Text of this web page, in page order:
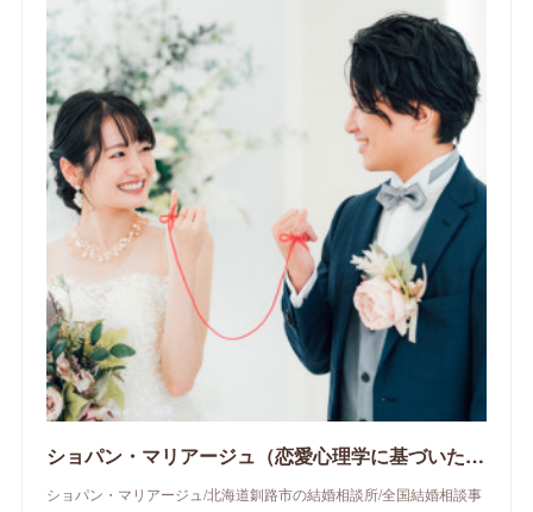
ショパン・マリアージュ（恋愛心理学に基づいたサポートをする釧路市の結婚相談所）/ 全国結婚相談事業者連盟正規加盟店 / cherry-piano.com
ショパン・マリアージュ/北海道釧路市の結婚相談所/全国結婚相談事